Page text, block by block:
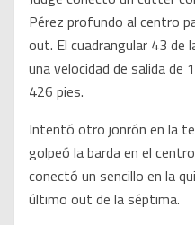
Pérez profundo al centro
out. El cuadrangular 43 de
una velocidad de salida de
426 pies.
Intentó otro jonrón en la
golpeó la barda en el
conectó un sencillo en la
último out de la séptima.